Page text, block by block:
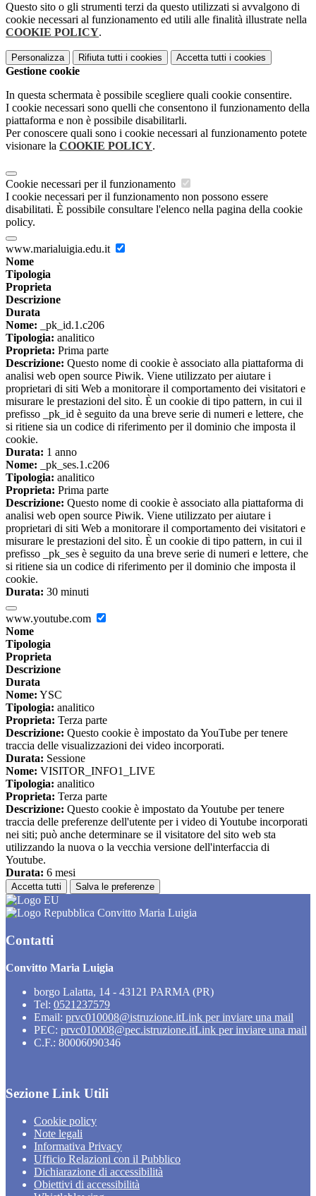
Questo sito o gli strumenti terzi da questo utilizzati si avvalgono di
cookie necessari al funzionamento ed utili alle finalità illustrate nella
COOKIE POLICY.
Personalizza Rifiuta tutti i cookies Accetta tutti i cookies
Gestione cookie
In questa schermata è possibile scegliere quali cookie consentire.
I cookie necessari sono quelli che consentono il funzionamento della
piattaforma e non è possibile disabilitarli.
Per conoscere quali sono i cookie necessari al funzionamento potete
visionare la COOKIE POLICY.
Cookie necessari per il funzionamento
I cookie necessari per il funzionamento non possono essere
disabilitati. È possibile consultare l'elenco nella pagina della cookie
policy.
www.marialuigia.edu.it
Nome
Tipologia
Proprieta
Descrizione
Durata
Nome: _pk_id.1.c206
Tipologia: analitico
Proprieta: Prima parte
Descrizione: Questo nome di cookie è associato alla piattaforma di
analisi web open source Piwik. Viene utilizzato per aiutare i
proprietari di siti Web a monitorare il comportamento dei visitatori e
misurare le prestazioni del sito. È un cookie di tipo pattern, in cui il
prefisso _pk_id è seguito da una breve serie di numeri e lettere, che
si ritiene sia un codice di riferimento per il dominio che imposta il
cookie.
Durata: 1 anno
Nome: _pk_ses.1.c206
Tipologia: analitico
Proprieta: Prima parte
Descrizione: Questo nome di cookie è associato alla piattaforma di
analisi web open source Piwik. Viene utilizzato per aiutare i
proprietari di siti Web a monitorare il comportamento dei visitatori e
misurare le prestazioni del sito. È un cookie di tipo pattern, in cui il
prefisso _pk_ses è seguito da una breve serie di numeri e lettere, che
si ritiene sia un codice di riferimento per il dominio che imposta il
cookie.
Durata: 30 minuti
www.youtube.com
Nome
Tipologia
Proprieta
Descrizione
Durata
Nome: YSC
Tipologia: analitico
Proprieta: Terza parte
Descrizione: Questo cookie è impostato da YouTube per tenere
traccia delle visualizzazioni dei video incorporati.
Durata: Sessione
Nome: VISITOR_INFO1_LIVE
Tipologia: analitico
Proprieta: Terza parte
Descrizione: Questo cookie è impostato da Youtube per tenere
traccia delle preferenze dell'utente per i video di Youtube incorporati
nei siti; può anche determinare se il visitatore del sito web sta
utilizzando la nuova o la vecchia versione dell'interfaccia di
Youtube.
Durata: 6 mesi
Accetta tutti Salva le preferenze
Convitto Maria Luigia
Contatti
Convitto Maria Luigia
borgo Lalatta, 14 - 43121 PARMA (PR)
Tel: 0521237579
Email: prvc010008@istruzione.itLink per inviare una mail
PEC: prvc010008@pec.istruzione.itLink per inviare una mail
C.F.: 80006090346
Sezione Link Utili
Cookie policy
Note legali
Informativa Privacy
Ufficio Relazioni con il Pubblico
Dichiarazione di accessibilità
Obiettivi di accessibilità